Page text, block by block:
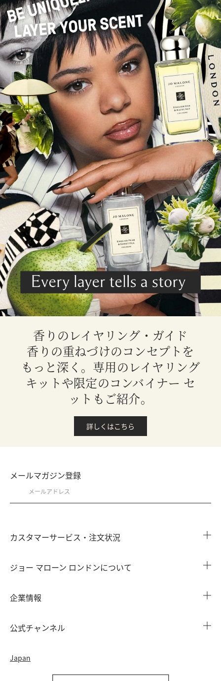
香りのレイヤリング・ガイド
香りの重ねづけのコンセプトを
もっと深く。専用のレイヤリング
キットや限定のコンバイナー セ
ットもご紹介。
詳しくはこちら
メールマガジン登録
カスタマーサービス・注文状況
会員情報
注文履歴
返品・交換について
ジョー マローン ロンドンについて
カウンターサービス予約
フレグランス ファインダー
企業情報
特定商取引法に基づく表示
公式チャンネル
Japan